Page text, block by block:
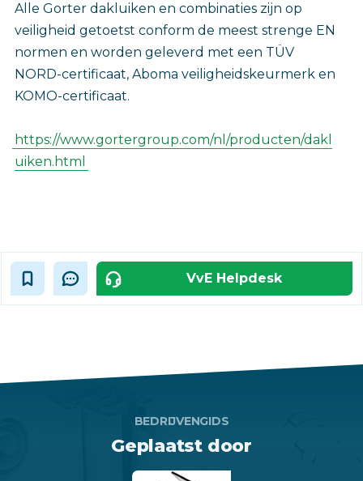
Alle Gorter dakluiken en combinaties zijn op
veiligheid getoetst conform de meest strenge EN
normen en worden geleverd met een TÜV
NORD-certificaat, Aboma veiligheidskeurmerk en
KOMO-certificaat.
https://www.gortergroup.com/nl/producten/dakl
uiken.html
VvE Helpdesk
BEDRIJVENGIDS
Geplaatst door